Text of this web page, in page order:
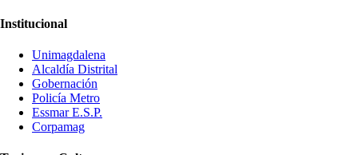
Institucional
Unimagdalena
Alcaldía Distrital
Gobernación
Policía Metro
Essmar E.S.P.
Corpamag